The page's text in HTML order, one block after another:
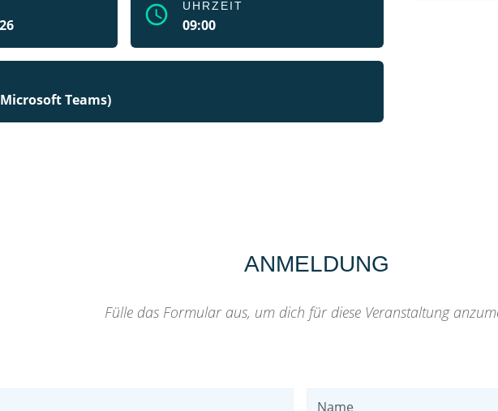
schedule UHRZEIT
09:00
Teams)
ANMELDUNG
Fülle das Formular aus, um dich für diese Veranstaltung